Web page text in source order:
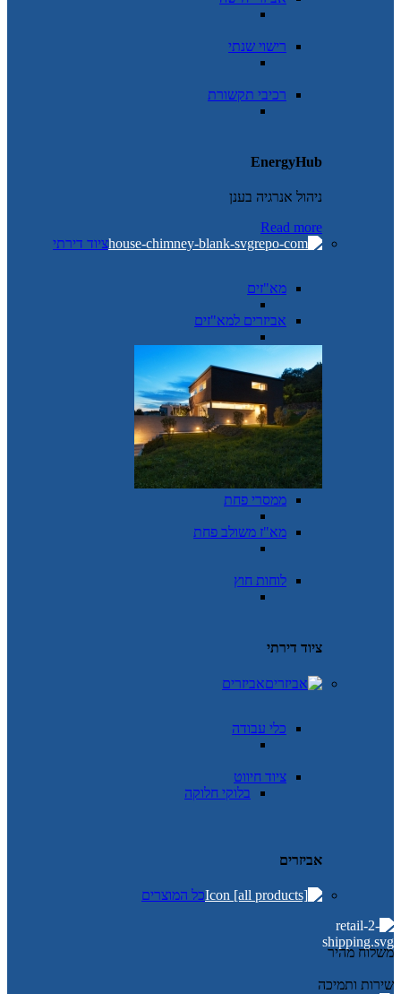
רישוי שנתי
רכיבי תקשורת
EnergyHub
ניהול אנרגיה בענן
Read more
ציוד דירתי
מא"זים
אביזרים למא"זים
ממסרי פחת
מא"ז משולב פחת
לוחות חוץ
ציוד דירתי
אביזרים
כלי עבודה
ציוד חיווט
בלוקי חלוקה
אביזרים
כל המוצרים
משלוח מהיר
שירות ותמיכה